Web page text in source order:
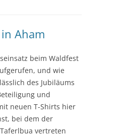
Aham
beim Waldfest
und wie
des Jubiläums
und
neuen T-Shirts hier
bei dem der
vertreten